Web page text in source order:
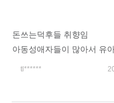
돈쓰는덕후들 취향임
아동성애자들이 많아서 유
tl******